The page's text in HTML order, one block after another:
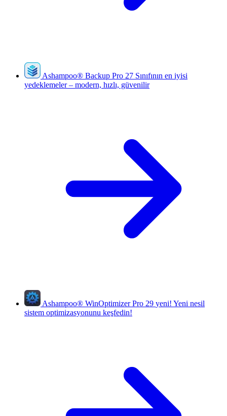
Ashampoo® Backup Pro 27 Sınıfının en iyisi
yedeklemeler – modern, hızlı, güvenilir
Ashampoo® WinOptimizer Pro 29 yeni! Yeni nesil
sistem optimizasyonunu keşfedin!